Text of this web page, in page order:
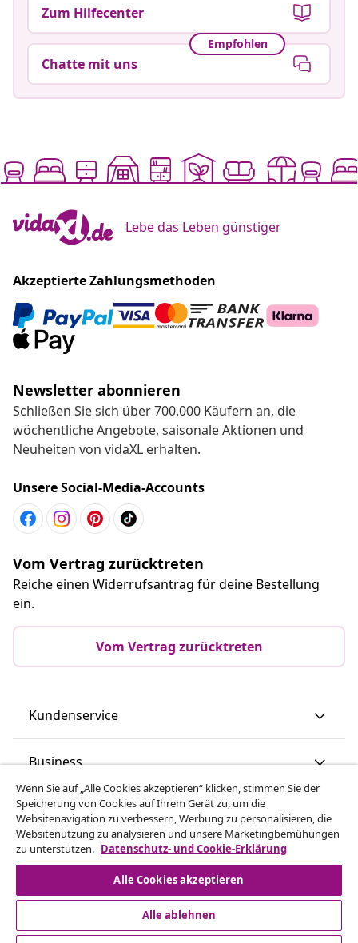
Zum Hilfecenter
Empfohlen
Chatte mit uns
Lebe das Leben günstiger
Akzeptierte Zahlungsmethoden
Newsletter abonnieren
Schließen Sie sich über 700.000 Käufern an, die
wöchentliche Angebote, saisonale Aktionen und
Neuheiten von vidaXL erhalten.
Unsere Social-Media-Accounts
Vom Vertrag zurücktreten
Reiche einen Widerrufsantrag für deine Bestellung
ein.
Vom Vertrag zurücktreten
Kundenservice
Business
vidaXL
Mehr entdecken
Wenn Sie auf „Alle Cookies akzeptieren“ klicken, stimmen Sie der
Speicherung von Cookies auf Ihrem Gerät zu, um die
Websitenavigation zu verbessern, Werbung zu personalisieren, die
Websitenutzung zu analysieren und unsere Marketingbemühungen
zu unterstützen. Datenschutz- und Cookie-Erklärung
Alle Cookies akzeptieren
Alle ablehnen